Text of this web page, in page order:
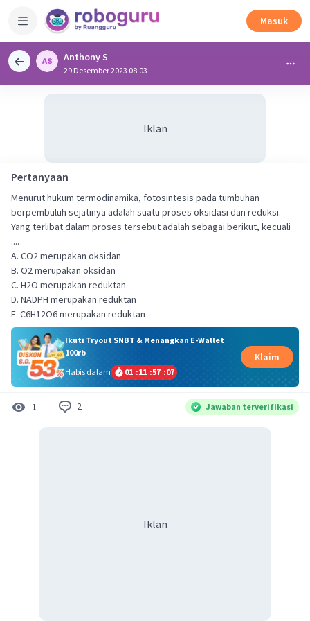
Masuk
Anthony S
29 Desember 2023 08:03
Iklan
Pertanyaan
Menurut hukum termodinamika, fotosintesis pada tumbuhan
berpembuluh sejatinya adalah suatu proses oksidasi dan reduksi.
Yang terlibat dalam proses tersebut adalah sebagai berikut, kecuali
....
A. CO2 merupakan oksidan
B. O2 merupakan oksidan
C. H2O merupakan reduktan
D. NADPH merupakan reduktan
E. C6H12O6 merupakan reduktan
Ikuti Tryout SNBT & Menangkan E-Wallet
100rb
Habis dalam
01 :11 :57 :07
Klaim
1 2 Jawaban terverifikasi
Iklan